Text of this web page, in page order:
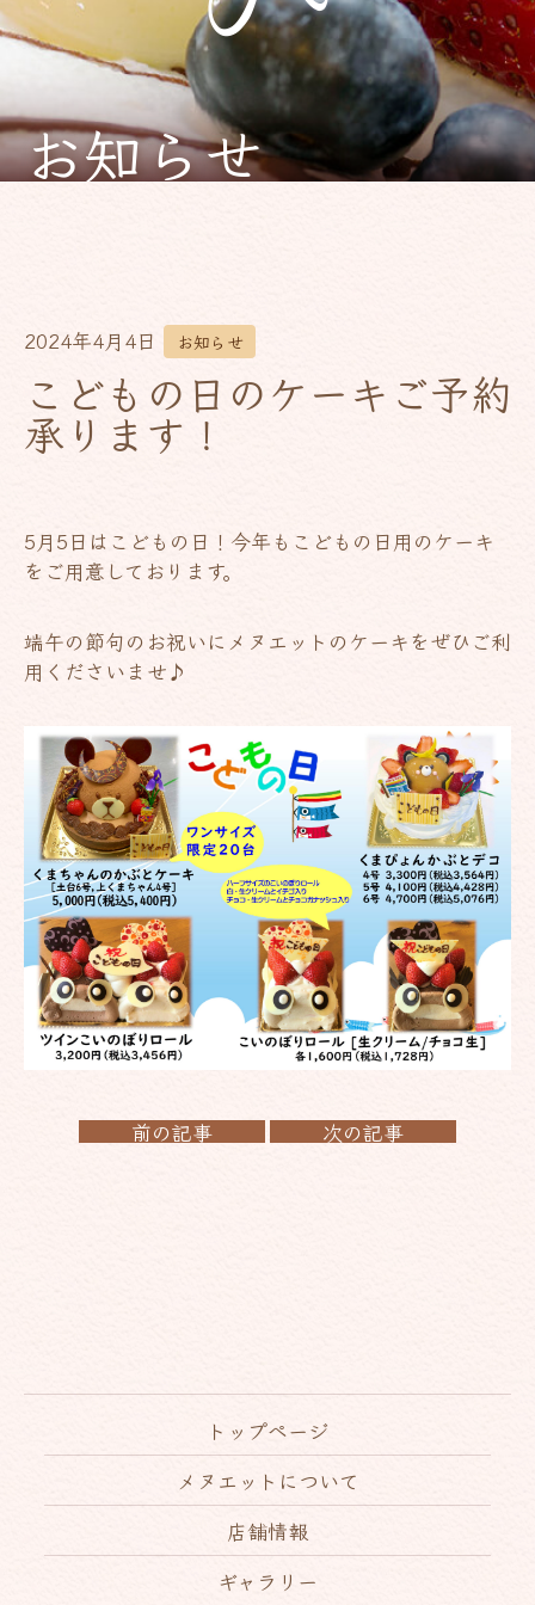
お知らせ
2024年4月4日 お知らせ
こどもの日のケーキご予約
承ります！
5月5日はこどもの日！今年もこどもの日用のケーキ
をご用意しております。
端午の節句のお祝いにメヌエットのケーキをぜひご利
用くださいませ♪
前の記事 次の記事
トップページ
メヌエットについて
店舗情報
ギャラリー